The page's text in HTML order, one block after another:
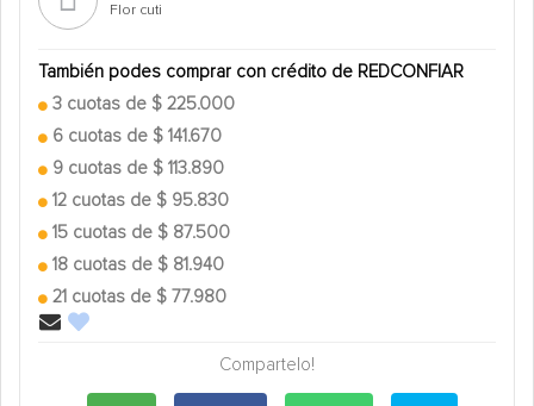
Flor cuti
También podes comprar con crédito de REDCONFIAR
3 cuotas de $ 225.000
6 cuotas de $ 141.670
9 cuotas de $ 113.890
12 cuotas de $ 95.830
15 cuotas de $ 87.500
18 cuotas de $ 81.940
21 cuotas de $ 77.980
Compartelo!